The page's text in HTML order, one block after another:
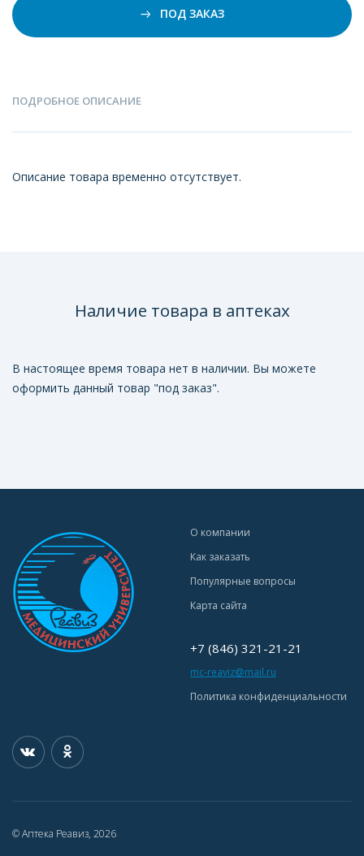
ПОД ЗАКАЗ
ПОДРОБНОЕ ОПИСАНИЕ
Описание товара временно отсутствует.
Наличие товара в аптеках
В настоящее время товара нет в наличии. Вы можете
оформить данный товар "под заказ".
О компании
Как заказать
Популярные вопросы
Карта сайта
+7 (846) 321-21-21
mc-reaviz@mail.ru
Политика конфиденциальности
© Аптека Реавиз, 2026